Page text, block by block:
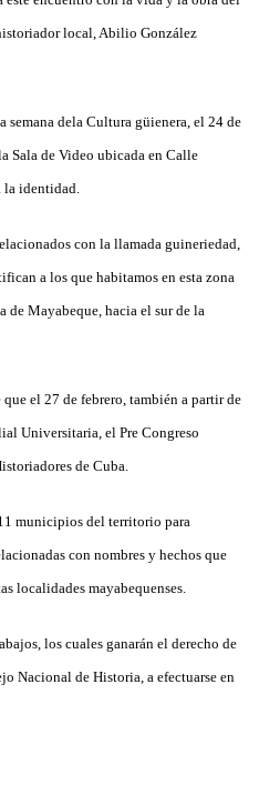
local, Abilio González
semana dela Cultura güienera, el 24 de
Sala de Video ubicada en Calle
identidad.
con la llamada guineriedad,
a los que habitamos en esta zona
de Mayabeque, hacia el sur de la
el 27 de febrero, también a partir de
Universitaria, el Pre Congreso
de Cuba.
municipios del territorio para
con nombres y hechos que
localidades mayabequenses.
los cuales ganarán el derecho de
Nacional de Historia, a efectuarse en